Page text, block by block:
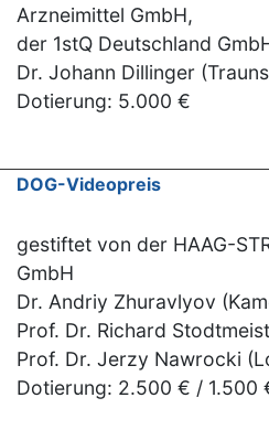
Arzneimittel GmbH,
der 1stQ Deutschland
Dr. Johann Dillinger
Dotierung: 5.000 €
DOG-Videopreis
gestiftet von der HAAG-
GmbH
Dr. Andriy Zhuravlyov
Prof. Dr. Richard
Prof. Dr. Jerzy Nawrocki
Dotierung: 2.500 € / 1.500